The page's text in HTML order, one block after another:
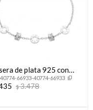
de plata 925 con
40774-66933-40774-66933
$3.478